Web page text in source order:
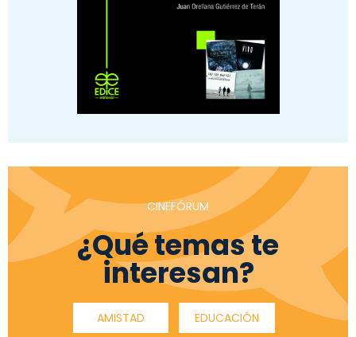
CINEFÓRUM
¿Qué temas te
interesan?
AMISTAD EDUCACIÓN